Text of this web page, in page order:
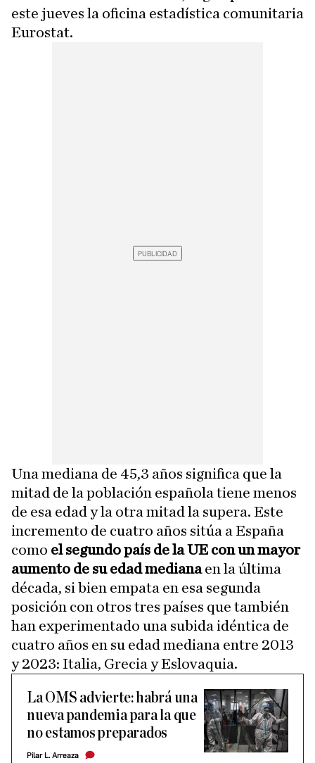
este jueves la oficina estadística comunitaria
Eurostat.
Una mediana de 45,3 años significa que la
mitad de la población española tiene menos
de esa edad y la otra mitad la supera. Este
incremento de cuatro años sitúa a España
como el segundo país de la UE con un mayor
aumento de su edad medianaen la última
década, si bien empata en esa segunda
posición con otros tres países que también
han experimentado una subida idéntica de
cuatro años en su edad mediana entre 2013
y 2023: Italia, Grecia y Eslovaquia.
La OMS advierte: habrá una
nueva pandemia para la que
no estamos preparados
Pilar L. Arreaza